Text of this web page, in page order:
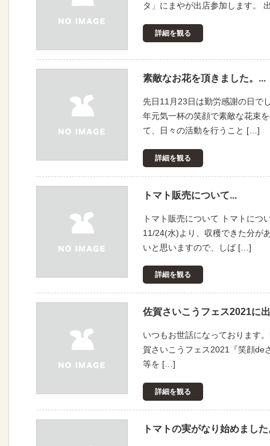
タ」にまやが出店参加します。
詳細を観る
素敵なお花を頂きました。...
先日11月23日は勤労感謝の日で
年元気一杯の笑顔で素敵な花束
て、日々の活動を行うこと […]
詳細を観る
トマト販売について...
トマト販売について トマトにつ
11/24(水)より、収穫できた分が
いと思いますので、しば […]
詳細を観る
佐賀さいこうフェス2021に
いつもお世話になっております
賀さいこうフェス2021『笑顔de
等を […]
詳細を観る
トマトの実がなり始めました